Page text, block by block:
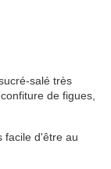
salé très
de figues,
facile d'être au